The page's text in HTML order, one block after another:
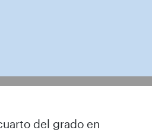
Civil visitan el tanque ambiental de
del grado en